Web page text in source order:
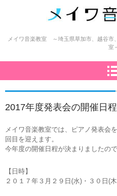
メイワ音楽教室
メイワ音楽教室 ～埼玉県草加市、越谷
室
2017年度発表会の開催日
メイワ音楽教室では、ピアノ発表会
回目を迎えます。
今年度の開催日程が決まりましたの
【日時】
２０１７年３月２９日(水)・３０日(